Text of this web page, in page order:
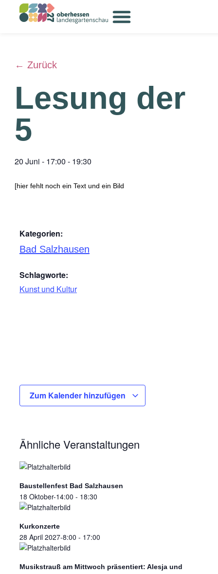
← Zurück
Lesung der
5
20 Juni - 17:00 - 19:30
[hier fehlt noch ein Text und ein Bild
Kategorien:
Bad Salzhausen
Schlagworte:
Kunst und Kultur
Zum Kalender hinzufügen
Ähnliche Veranstaltungen
Baustellenfest Bad Salzhausen
18 Oktober-14:00 - 18:30
Kurkonzerte
28 April 2027-8:00 - 17:00
Musikstrauß am Mittwoch präsentiert: Alesja und